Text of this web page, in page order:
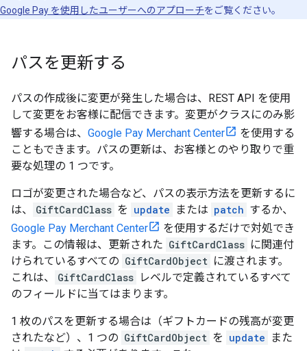
Google Pay を使用したユーザーへのアプローチをご覧ください。
パスを更新する
パスの作成後に変更が発生した場合は、REST API を使用
して変更をお客様に配信できます。変更がクラスにのみ影
響する場合は、 Google Pay Merchant Center
を使用する
こともできます。パスの更新は、お客様とのやり取りで重
要な処理の 1 つです。
ロゴが変更された場合など、パスの表示方法を更新するに
は、
GiftCardClass を update または patch するか、
Google Pay Merchant Center
を使用するだけで対処でき
ます。この情報は、更新された GiftCardClass に関連付
けられているすべての GiftCardObject に渡されます。
これは、
GiftCardClass レベルで定義されているすべて
のフィールドに当てはまります。
1 枚のパスを更新する場合は（ギフトカードの残高が変更
されたなど）、1 つの GiftCardObject を update
また